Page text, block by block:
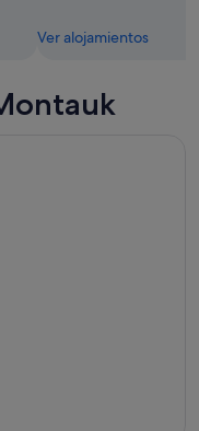
Ver alojamientos